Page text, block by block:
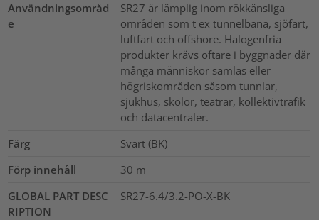
Användningsområd
e
SR27 är lämplig inom rökkänsliga
områden som t ex tunnelbana, sjöfart,
luftfart och offshore. Halogenfria
produkter krävs oftare i byggnader där
många människor samlas eller
högriskområden såsom tunnlar,
sjukhus, skolor, teatrar, kollektivtrafik
och datacentraler.
Färg
Svart (BK)
Förp innehåll
30 m
GLOBAL PART DESC
RIPTION
SR27-6.4/3.2-PO-X-BK